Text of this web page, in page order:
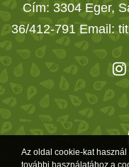
Cím: 3304 Eger,
36/412-791 Email:
Az oldal cookie-kat
további használatához a